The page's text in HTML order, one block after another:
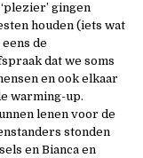
gingen
houden (iets wat
de
dat we soms
en ook elkaar
warming-up.
lenen voor de
stonden
en Bianca en